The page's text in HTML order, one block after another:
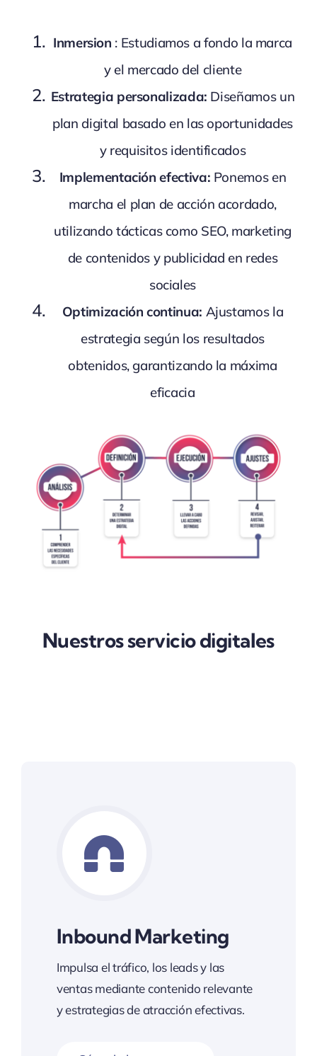
Inmersion : Estudiamos a fondo la marca
y el mercado del cliente
Estrategia personalizada: Diseñamos un
plan digital basado en las oportunidades
y requisitos identificados
Implementación efectiva: Ponemos en
marcha el plan de acción acordado,
utilizando tácticas como SEO, marketing
de contenidos y publicidad en redes
sociales
Optimización continua: Ajustamos la
estrategia según los resultados
obtenidos, garantizando la máxima
eficacia
Nuestros servicio digitales
Inbound Marketing
Impulsa el tráfico, los leads y las
ventas mediante contenido relevante
y estrategias de atracción efectivas.